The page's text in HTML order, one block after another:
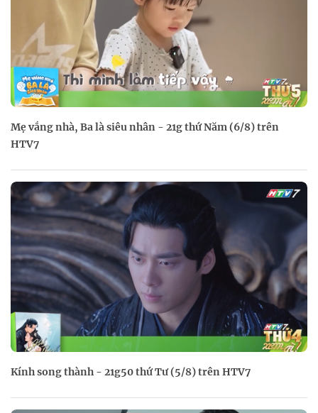
Mẹ vắng nhà, Ba là siêu nhân - 21g thứ Năm (6/8) trên
HTV7
Kính song thành - 21g50 thứ Tư (5/8) trên HTV7